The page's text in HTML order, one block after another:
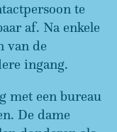
te
af. Na enkele
van de
ingang.
met een bureau
De dame